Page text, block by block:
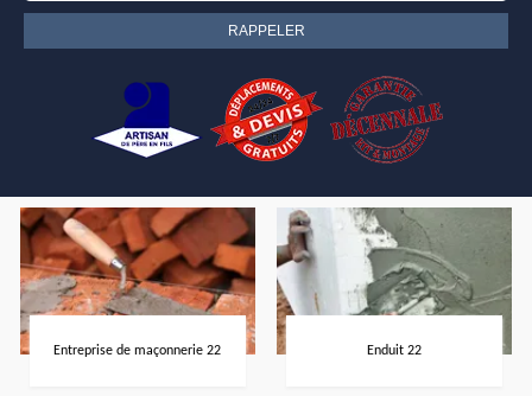
Entreprise de maçonnerie 22 Enduit 22